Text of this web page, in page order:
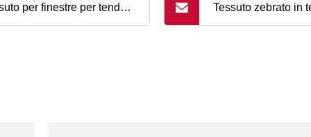
per finestre per tende Tessuto zebrato in